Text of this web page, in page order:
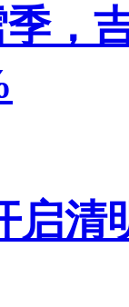
季，
启清